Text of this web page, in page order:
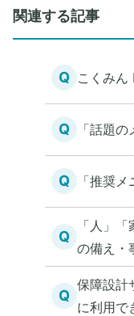
関連する記事
Q こくみん
Q 「話題
Q 「推奨
Q
「人」
の備え・
Q
保障設計
に利用で